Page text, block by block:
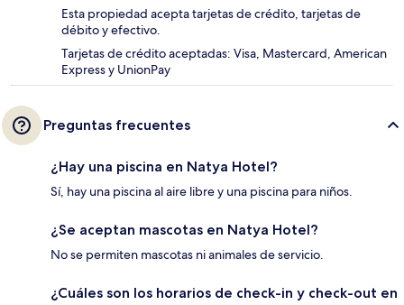
Esta propiedad acepta tarjetas de crédito, tarjetas de
débito y efectivo.
Tarjetas de crédito aceptadas: Visa, Mastercard, American
Express y UnionPay
Preguntas frecuentes
¿Hay una piscina en Natya Hotel?
Sí, hay una piscina al aire libre y una piscina para niños.
¿Se aceptan mascotas en Natya Hotel?
No se permiten mascotas ni animales de servicio.
¿Cuáles son los horarios de check-in y check-out en